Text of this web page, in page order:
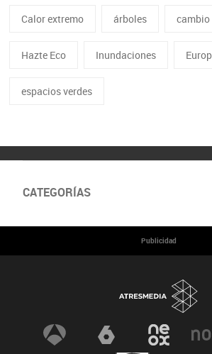
Calor extremo árboles
Hazte Eco Inundaciones
espacios verdes
CATEGORÍAS
Cumbre del Clima Programa
Publicidad